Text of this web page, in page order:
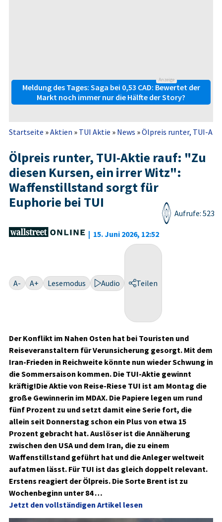
Anzeige
Meldung des Tages: Saga bei 0,53 CAD: Bewertet der
Markt noch immer nur die Hälfte der Story?
Startseite »Aktien » TUI Aktie » News »Ölpreis runter, TUI-
Ölpreis runter, TUI-Aktie rauf: "Zu
diesen Kursen, ein irrer Witz":
Waffenstillstand sorgt für
Euphorie bei TUI
| 15. Juni 2026, 12:52
Aufrufe: 523
A- A+ Lesemodus Audio Teilen
Der Konflikt im Nahen Osten hat bei Touristen und
Reiseveranstaltern für Verunsicherung gesorgt. Mit dem
Iran-Frieden in Reichweite könnte nun wieder Schwung in
die Sommersaison kommen. Die TUI-Aktie gewinnt
kräftig!Die Aktie von Reise-Riese TUI ist am Montag die
große Gewinnerin im MDAX. Die Papiere legen um rund
fünf Prozent zu und setzt damit eine Serie fort, die
allein seit Donnerstag schon ein Plus von etwa 15
Prozent gebracht hat. Auslöser ist die Annäherung
zwischen den USA und dem Iran, die zu einem
Waffenstillstand geführt hat und die Anleger weltweit
aufatmen lässt. Für TUI ist das gleich doppelt relevant.
Erstens reagiert der Ölpreis. Die Sorte Brent ist zu
Wochenbeginn unter 84 …
Jetzt den vollständigen Artikel lesen